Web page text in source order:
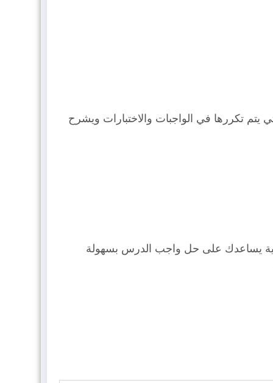
يتم تكررها في الواجبات والاختبارات ويشرح
يساعدك على حل واجب الدرس بسهولة